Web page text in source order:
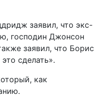
заявил, что экс-
господин Джонсон
заявил, что Борис
сделать».
как